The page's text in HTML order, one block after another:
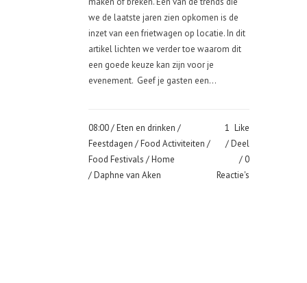
we de laatste jaren zien opkomen is de
inzet van een frietwagen op locatie. In dit
artikel lichten we verder toe waarom dit
een goede keuze kan zijn voor je
evenement. Geef je gasten een...
08:00 /Eten en drinken /
Feestdagen /Food Activiteiten /
Food Festivals /Home
/ Daphne van Aken
1 Like
Deel
0
Reactie's